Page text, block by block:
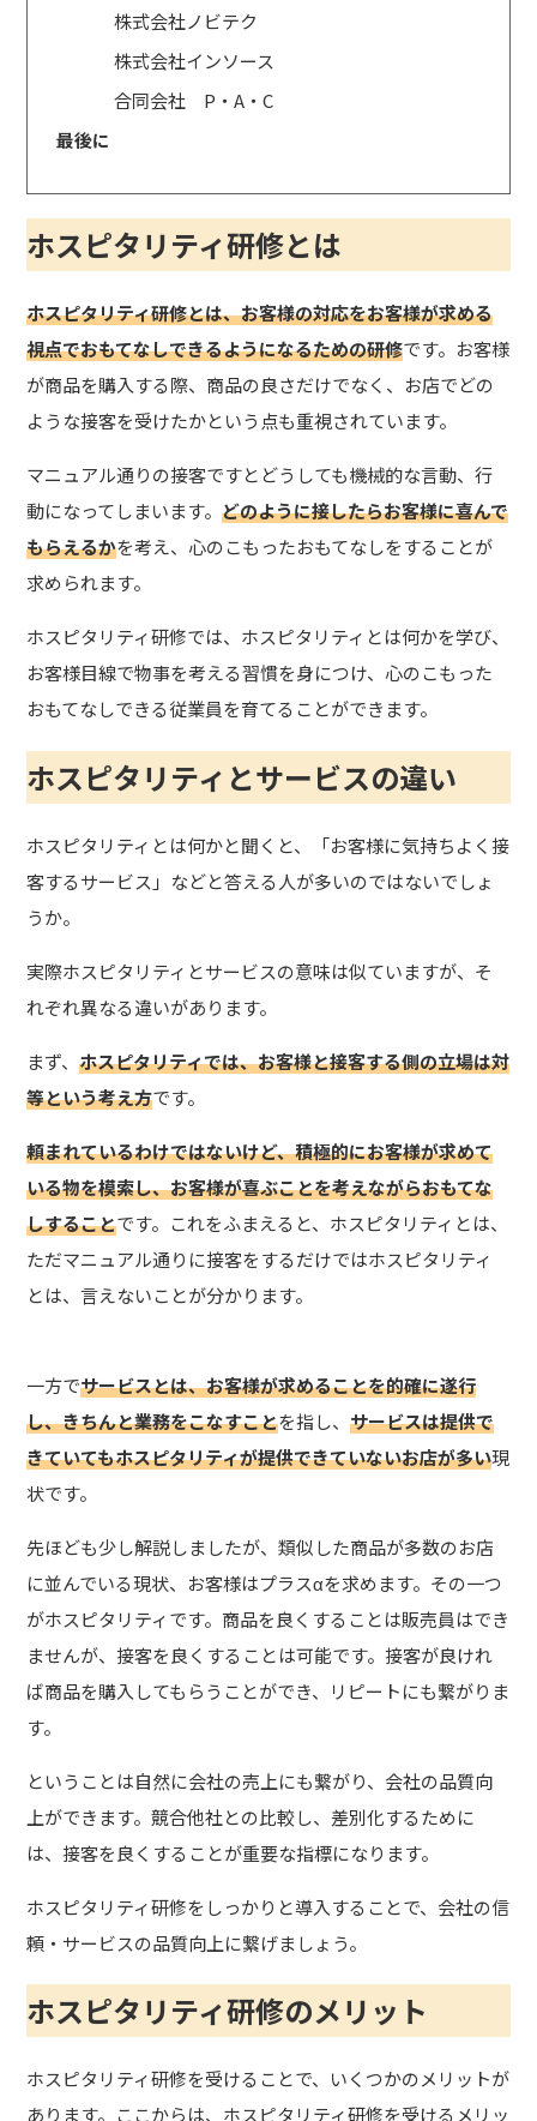
株式会社ノビテク
株式会社インソース
合同会社 P・A・C
最後に
ホスピタリティ研修とは
ホスピタリティ研修とは、お客様の対応をお客様が求める
視点でおもてなしできるようになるための研修です。お客様
が商品を購入する際、商品の良さだけでなく、お店でどの
ような接客を受けたかという点も重視されています。
マニュアル通りの接客ですとどうしても機械的な言動、行
動になってしまいます。どのように接したらお客様に喜んで
もらえるかを考え、心のこもったおもてなしをすることが
求められます。
ホスピタリティ研修では、ホスピタリティとは何かを学び、
お客様目線で物事を考える習慣を身につけ、心のこもった
おもてなしできる従業員を育てることができます。
ホスピタリティとサービスの違い
ホスピタリティとは何かと聞くと、「お客様に気持ちよく接
客するサービス」などと答える人が多いのではないでしょ
うか。
実際ホスピタリティとサービスの意味は似ていますが、そ
れぞれ異なる違いがあります。
まず、ホスピタリティでは、お客様と接客する側の立場は対
等という考え方です。
頼まれているわけではないけど、積極的にお客様が求めて
いる物を模索し、お客様が喜ぶことを考えながらおもてな
しすることです。これをふまえると、ホスピタリティとは、
ただマニュアル通りに接客をするだけではホスピタリティ
とは、言えないことが分かります。
一方でサービスとは、お客様が求めることを的確に遂行
し、きちんと業務をこなすことを指し、サービスは提供で
きていてもホスピタリティが提供できていないお店が多い現
状です。
先ほども少し解説しましたが、類似した商品が多数のお店
に並んでいる現状、お客様はプラスαを求めます。その一つ
がホスピタリティです。商品を良くすることは販売員はでき
ませんが、接客を良くすることは可能です。接客が良けれ
ば商品を購入してもらうことができ、リピートにも繋がりま
す。
ということは自然に会社の売上にも繋がり、会社の品質向
上ができます。競合他社との比較し、差別化するために
は、接客を良くすることが重要な指標になります。
ホスピタリティ研修をしっかりと導入することで、会社の信
頼・サービスの品質向上に繋げましょう。
ホスピタリティ研修のメリット
ホスピタリティ研修を受けることで、いくつかのメリットが
あります。ここからは、ホスピタリティ研修を受けるメリッ